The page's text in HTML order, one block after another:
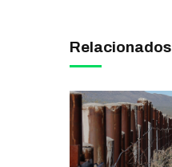
Relacionados